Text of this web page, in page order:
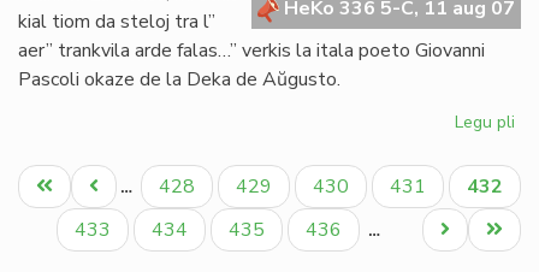
HeKo 336 5-C, 11 aug 07
kial tiom da steloj tra l”
aer” trankvila arde falas…” verkis la itala poeto Giovanni
Pascoli okaze de la Deka de Aŭgusto.
Legu pli
Pagination
Unua
paĝo
Antaŭa
paĝo
… Paĝo
428 Paĝo
429 Paĝo
430 Paĝo
431
Aktuala
paĝo
432
Paĝo
433 Paĝo
434 Paĝo
435 Paĝo
436 …
Last
page
Next
page